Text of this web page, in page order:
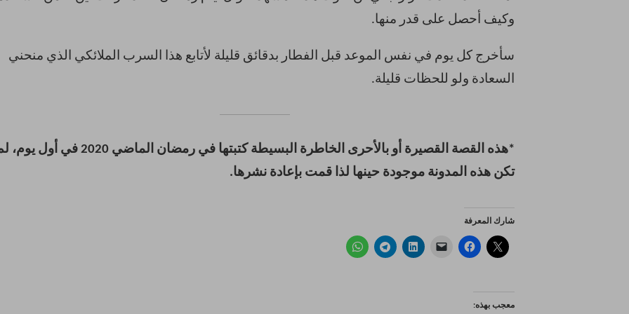
وكيف أحصل على قدر منها.
سأخرج كل يوم في نفس الموعد قبل الفطار بدقائق قليلة لأتابع هذا السرب الملائكي الذي منحني
السعادة ولو للحظات قليلة.
*هذه القصة القصيرة أو بالأحرى الخاطرة البسيطة كتبتها في رمضان الماضي 2020 في أول
تكن هذه المدونة موجودة حينها لذا قمت بإعادة نشرها.
شارك المعرفة
معجب بهذه: